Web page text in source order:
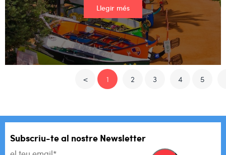
Llegir més
< 1 2 3 4 5
Subscriu-te al nostre Newsletter